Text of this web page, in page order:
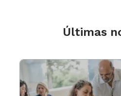
Estadual de Campinas
Segundo ele, no entanto,
cuidados na hora de
pauta. "Ignorar não é o
Últimas